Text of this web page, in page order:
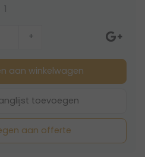
1
+
aan winkelwagen
toevoegen
aan offerte